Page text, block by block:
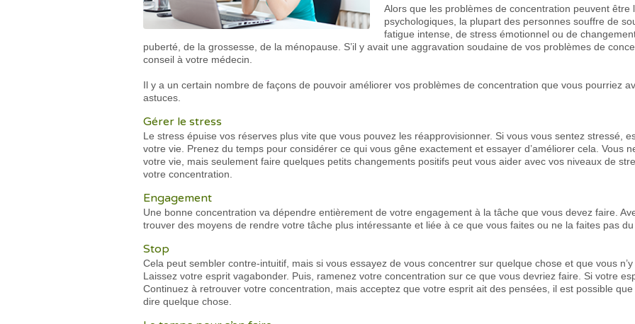
Alors que les problèmes de concentration peuvent
psychologiques, la plupart des personnes souffre de
fatigue intense, de stress émotionnel ou de
puberté, de la grossesse, de la ménopause. S’il y avait une aggravation soudaine de vos problèmes de
conseil à votre médecin.
Il y a un certain nombre de façons de pouvoir améliorer vos problèmes de concentration que vous pourriez
astuces.
Gérer le stress
Le stress épuise vos réserves plus vite que vous pouvez les réapprovisionner. Si vous vous sentez stressé,
votre vie. Prenez du temps pour considérer ce qui vous gêne exactement et essayer d’améliorer cela. Vous
votre vie, mais seulement faire quelques petits changements positifs peut vous aider avec vos niveaux de
votre concentration.
Engagement
Une bonne concentration va dépendre entièrement de votre engagement à la tâche que vous devez faire.
trouver des moyens de rendre votre tâche plus intéressante et liée à ce que vous faites ou ne la faites pas du
Stop
Cela peut sembler contre-intuitif, mais si vous essayez de vous concentrer sur quelque chose et que vous
Laissez votre esprit vagabonder. Puis, ramenez votre concentration sur ce que vous devriez faire. Si votre
Continuez à retrouver votre concentration, mais acceptez que votre esprit ait des pensées, il est possible
dire quelque chose.